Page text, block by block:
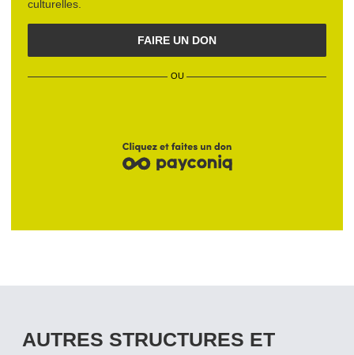
culturelles.
FAIRE UN DON
OU
AUTRES STRUCTURES ET